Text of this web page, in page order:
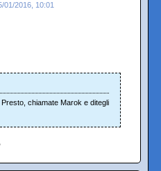
01/2016, 10:01
chiamate Marok e ditegli